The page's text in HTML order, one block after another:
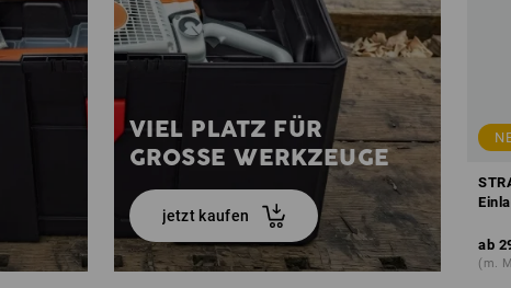
VIEL PLATZ FÜR
GROSSE WERKZEUGE
jetzt kaufen
ab
(m.